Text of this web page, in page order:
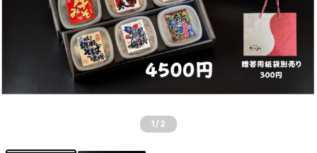
1 /2